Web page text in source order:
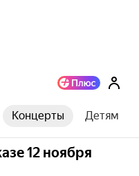
Концерты Детям
12 ноября